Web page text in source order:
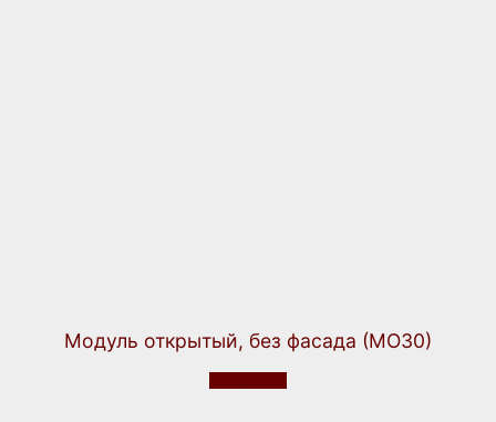
Модуль открытый, без фасада (МО30)